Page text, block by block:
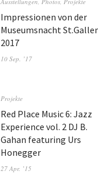
Impressionen von der
Museumsnacht
2017
10 Sep. ’17
Projekte
Red Place Music 6: Jazz
Experience vol. 2 DJ B.
Gahan featuring Urs
Honegger
27 Apr. ’15